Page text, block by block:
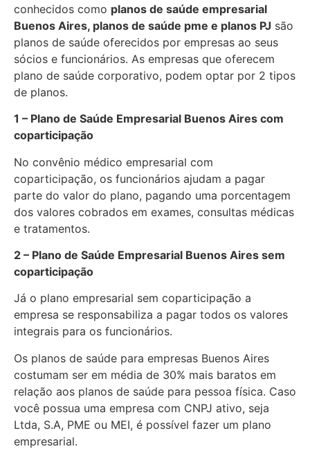
conhecidos como planos de saúde empresarial
Buenos Aires, planos de saúde pme e planos PJ são
planos de saúde oferecidos por empresas ao seus
sócios e funcionários. As empresas que oferecem
plano de saúde corporativo, podem optar por 2 tipos
de planos.
1 – Plano de Saúde Empresarial Buenos Aires com
coparticipação
No convênio médico empresarial com
coparticipação, os funcionários ajudam a pagar
parte do valor do plano, pagando uma porcentagem
dos valores cobrados em exames, consultas médicas
e tratamentos.
2 – Plano de Saúde Empresarial Buenos Aires sem
coparticipação
Já o plano empresarial sem coparticipação a
empresa se responsabiliza a pagar todos os valores
integrais para os funcionários.
Os planos de saúde para empresas Buenos Aires
costumam ser em média de 30% mais baratos em
relação aos planos de saúde para pessoa física. Caso
você possua uma empresa com CNPJ ativo, seja
Ltda, S.A, PME ou MEI, é possível fazer um plano
empresarial.